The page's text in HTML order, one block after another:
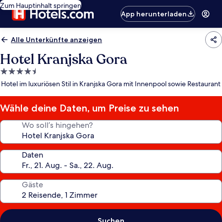
Zum Hauptinhalt springen
App herunterladen
Alle Unterkünfte anzeigen
Hotel Kranjska Gora
4.5-
Sterne-
Hotel im luxuriösen Stil in Kranjska Gora mit Innenpool sowie Restaurant
Wähle deine Daten, um Preise zu sehen
Wo soll’s hingehen?
Daten
Gäste